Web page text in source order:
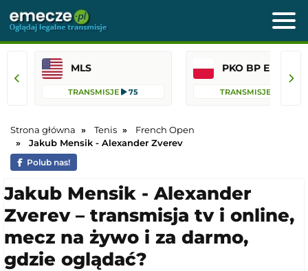
MLS
TRANSMISJE 75 TRANSMISJE
Strona główna Tenis
French Open
Jakub Mensik - Alexander Zverev
Polub nas!
Jakub Mensik - Alexander
Zverev – transmisja tv i online,
mecz na żywo i za darmo,
gdzie oglądać?